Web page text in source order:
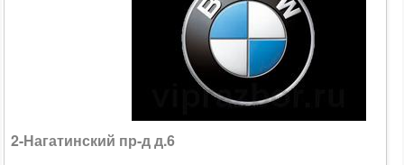
2-Нагатинский пр-д д.6